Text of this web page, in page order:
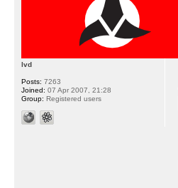
lvd
Posts: 7263
Joined: 07 Apr 2007, 21:28
Group: Registered users